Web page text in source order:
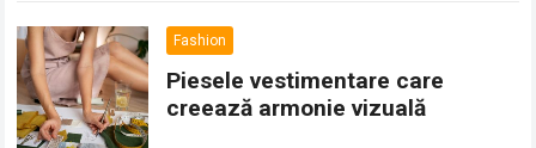
Fashion
Piesele vestimentare care
creează armonie vizuală